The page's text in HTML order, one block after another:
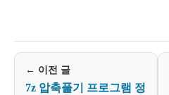
← 이전 글
7z 압축풀기 프로그램 정